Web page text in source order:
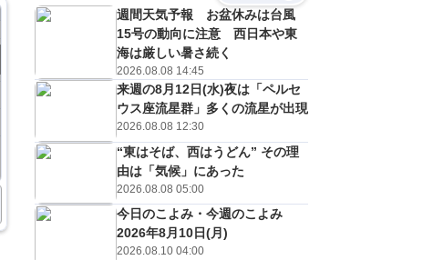
16
ミリ
℃
m/s
17
0ミリ
30 ℃
3m/s
18
0ミリ
29
3 m/s
19
0
2
20
0ミリ
2
週間天気予報 お盆休みは台風
15号の動向に注意 西日本や東
海は厳しい暑さ続く
2026.08.08 14:45
来週の8月12日(水)夜は「ペルセ
ウス座流星群」多くの流星が出現
2026.08.08 12:30
“東はそば、西はうどん” その理
由は「気候」にあった
2026.08.08 05:00
今日のこよみ・今週のこよみ
2026年8月10日(月)
2026.08.10 04:00